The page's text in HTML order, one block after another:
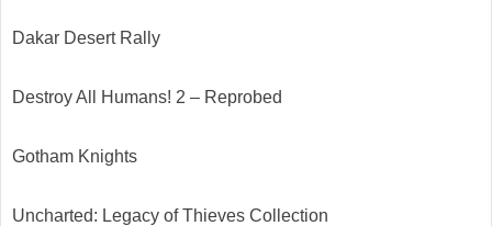
Dakar Desert Rally
Destroy All Humans! 2 – Reprobed
Gotham Knights
Uncharted: Legacy of Thieves Collection